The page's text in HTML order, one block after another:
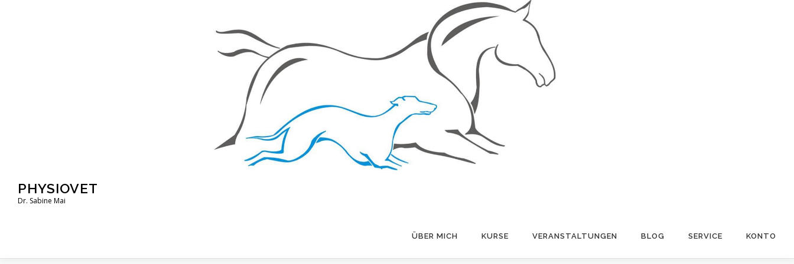
PHYSIOVET
Dr. Sabine Mai
ÜBER MICH KURSE VERANSTALTUNGEN BLOG SERVICE KONTO